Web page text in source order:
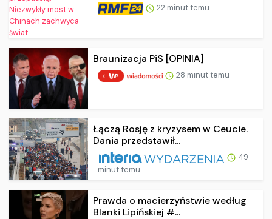
22 minut temu
Braunizacja PiS [OPINIA]
28 minut temu
Łączą Rosję z kryzysem w Ceucie.
Dania przedstawił...
49
minut temu
Prawda o macierzyństwie według
Blanki Lipińskiej #...